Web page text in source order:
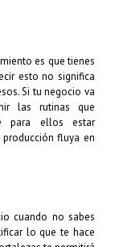
es que tienes
esto no significa
Si tu negocio va
las rutinas que
para ellos estar
fluya en
cuando no sabes
lo que te hace